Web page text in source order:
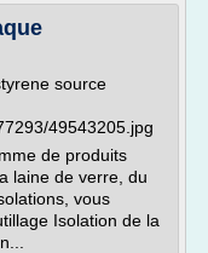
source
49543205.jpg
de produits
laine de verre, du
vous
Isolation de la